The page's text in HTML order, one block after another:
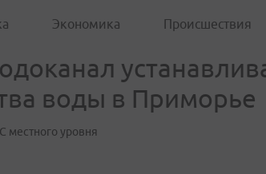
Экономика Происшествия
воды в Приморье
уровня